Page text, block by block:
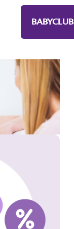
BABYCLUB